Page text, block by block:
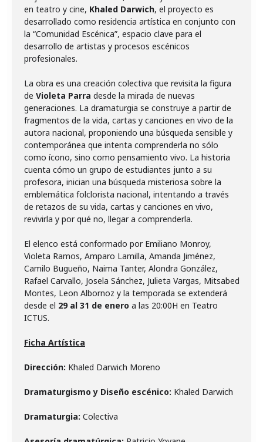
en teatro y cine, Khaled Darwich, el proyecto es
desarrollado como residencia artística en conjunto con
la “Comunidad Escénica”, espacio clave para el
desarrollo de artistas y procesos escénicos
profesionales.
La obra es una creación colectiva que revisita la figura
de Violeta Parra desde la mirada de nuevas
generaciones. La dramaturgia se construye a partir de
fragmentos de la vida, cartas y canciones en vivo de la
autora nacional, proponiendo una búsqueda sensible y
contemporánea que intenta comprenderla no sólo
como ícono, sino como pensamiento vivo. La historia
cuenta cómo un grupo de estudiantes junto a su
profesora, inician una búsqueda misteriosa sobre la
emblemática folclorista nacional, intentando a través
de retazos de su vida, cartas y canciones en vivo,
revivirla y por qué no, llegar a comprenderla.
El elenco está conformado por Emiliano Monroy,
Violeta Ramos, Amparo Lamilla, Amanda Jiménez,
Camilo Bugueño, Naima Tanter, Alondra González,
Rafael Carvallo, Josela Sánchez, Julieta Vargas, Mitsabed
Montes, Leon Albornoz y la temporada se extenderá
desde el 29 al 31 de enero a las 20:00H en Teatro
ICTUS.
Ficha Artística
Dirección: Khaled Darwich Moreno
Dramaturgismo y Diseño escénico: Khaled Darwich
Dramaturgia: Colectiva